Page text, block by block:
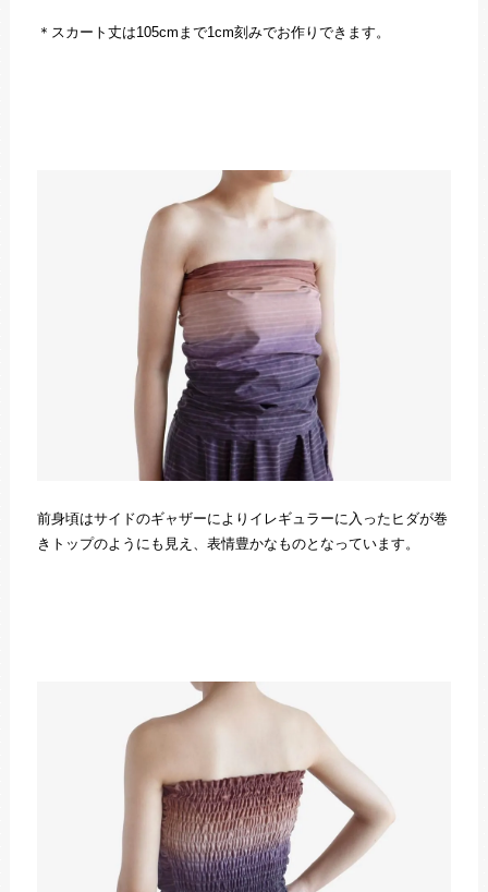
＊スカート丈は105cmまで1cm刻みでお作りできます。
前身頃はサイドのギャザーによりイレギュラーに入ったヒダが巻
きトップのようにも見え、表情豊かなものとなっています。